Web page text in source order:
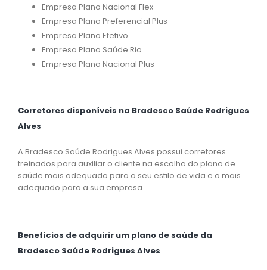
Empresa Plano Nacional Flex
Empresa Plano Preferencial Plus
Empresa Plano Efetivo
Empresa Plano Saúde Rio
Empresa Plano Nacional Plus
Corretores disponíveis na Bradesco Saúde Rodrigues
Alves
A Bradesco Saúde Rodrigues Alves possui corretores
treinados para auxiliar o cliente na escolha do plano de
saúde mais adequado para o seu estilo de vida e o mais
adequado para a sua empresa.
Benefícios de adquirir um plano de saúde da
Bradesco Saúde Rodrigues Alves